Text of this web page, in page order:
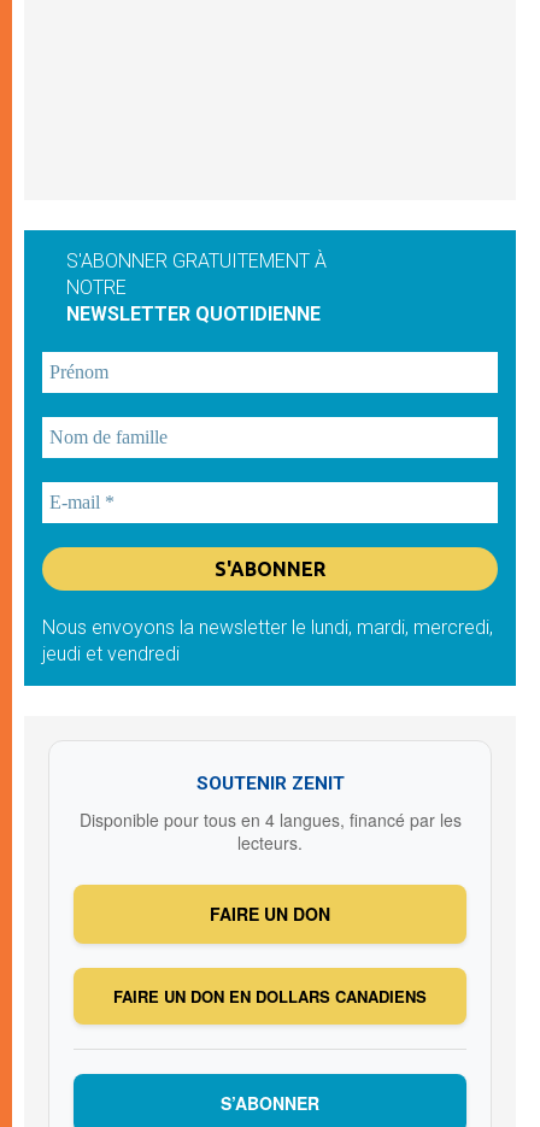
S'ABONNER GRATUITEMENT À
NOTRE
NEWSLETTER QUOTIDIENNE
Nous envoyons la newsletter le lundi, mardi, mercredi,
jeudi et vendredi
SOUTENIR ZENIT
Disponible pour tous en 4 langues, financé par les
lecteurs.
FAIRE UN DON
FAIRE UN DON EN DOLLARS CANADIENS
S’ABONNER